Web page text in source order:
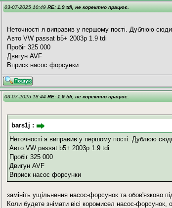
03-07-2025 10:49 RE: 1.9 tdi, не коректно працює.
Неточності я виправив у першому пості. Дублюю сюди
Авто VW passat b5+ 2003р 1.9 tdi
Пробіг 325 000
Двигун AVF
Вприск насос форсунки
03-07-2025 18:44 RE: 1.9 tdi, не коректно працює.
bars1j :
Неточності я виправив у першому пості. Дублюю
Авто VW passat b5+ 2003р 1.9 tdi
Пробіг 325 000
Двигун AVF
Вприск насос форсунки
замініть ущільнення насос-форсунок та обов'язково
Коли будете знімати вісі коромисел насос-форсунок,